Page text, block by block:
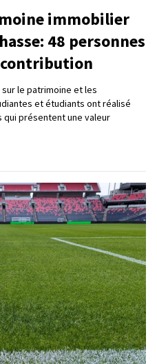
immobilier
48 personnes
le patrimoine et les
et étudiants ont réalisé
qui présentent une valeur